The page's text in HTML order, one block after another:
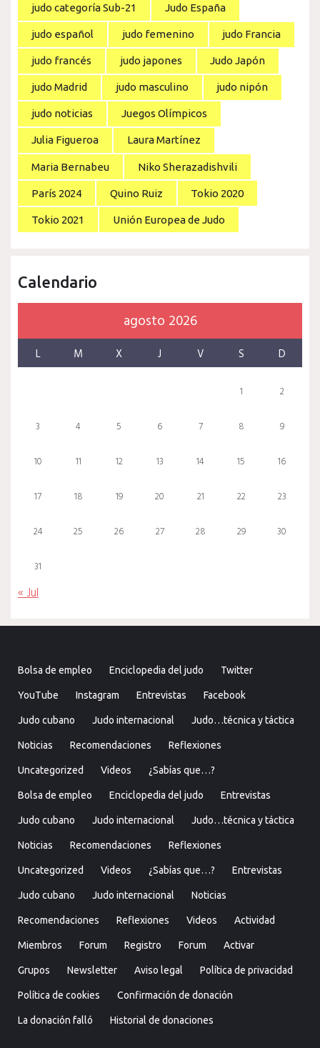
judo categoría Sub-21 Judo España
judo español judo femenino judo Francia
judo francés judo japones Judo Japón
judo Madrid judo masculino judo nipón
judo noticias Juegos Olímpicos
Julia Figueroa Laura Martínez
Maria Bernabeu Niko Sherazadishvili
París 2024 Quino Ruiz Tokio 2020
Tokio 2021 Unión Europea de Judo
Calendario
agosto 2026
L M X J V S D
1 2
3 4 5 6 7 8 9
10 11 12 13 14 15 16
17 18 19 20 21 22 23
24 25 26 27 28 29 30
31
« Jul
Bolsa de empleo Enciclopedia del judo Twitter
YouTube Instagram Entrevistas Facebook
Judo cubano Judo internacional Judo…técnica y táctica
Noticias Recomendaciones Reflexiones
Uncategorized Videos ¿Sabías que…?
Bolsa de empleo Enciclopedia del judo Entrevistas
Judo cubano Judo internacional Judo…técnica y táctica
Noticias Recomendaciones Reflexiones
Uncategorized Videos ¿Sabías que…? Entrevistas
Judo cubano Judo internacional Noticias
Recomendaciones Reflexiones Videos Actividad
Miembros Forum Registro Forum Activar
Grupos Newsletter Aviso legal Política de privacidad
Política de cookies Confirmación de donación
La donación falló Historial de donaciones